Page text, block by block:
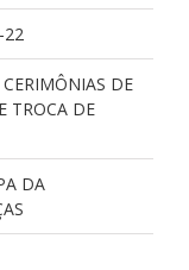
22
DE
TROCA DE
DA